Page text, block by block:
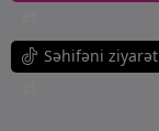
Səhifəni ziyarət